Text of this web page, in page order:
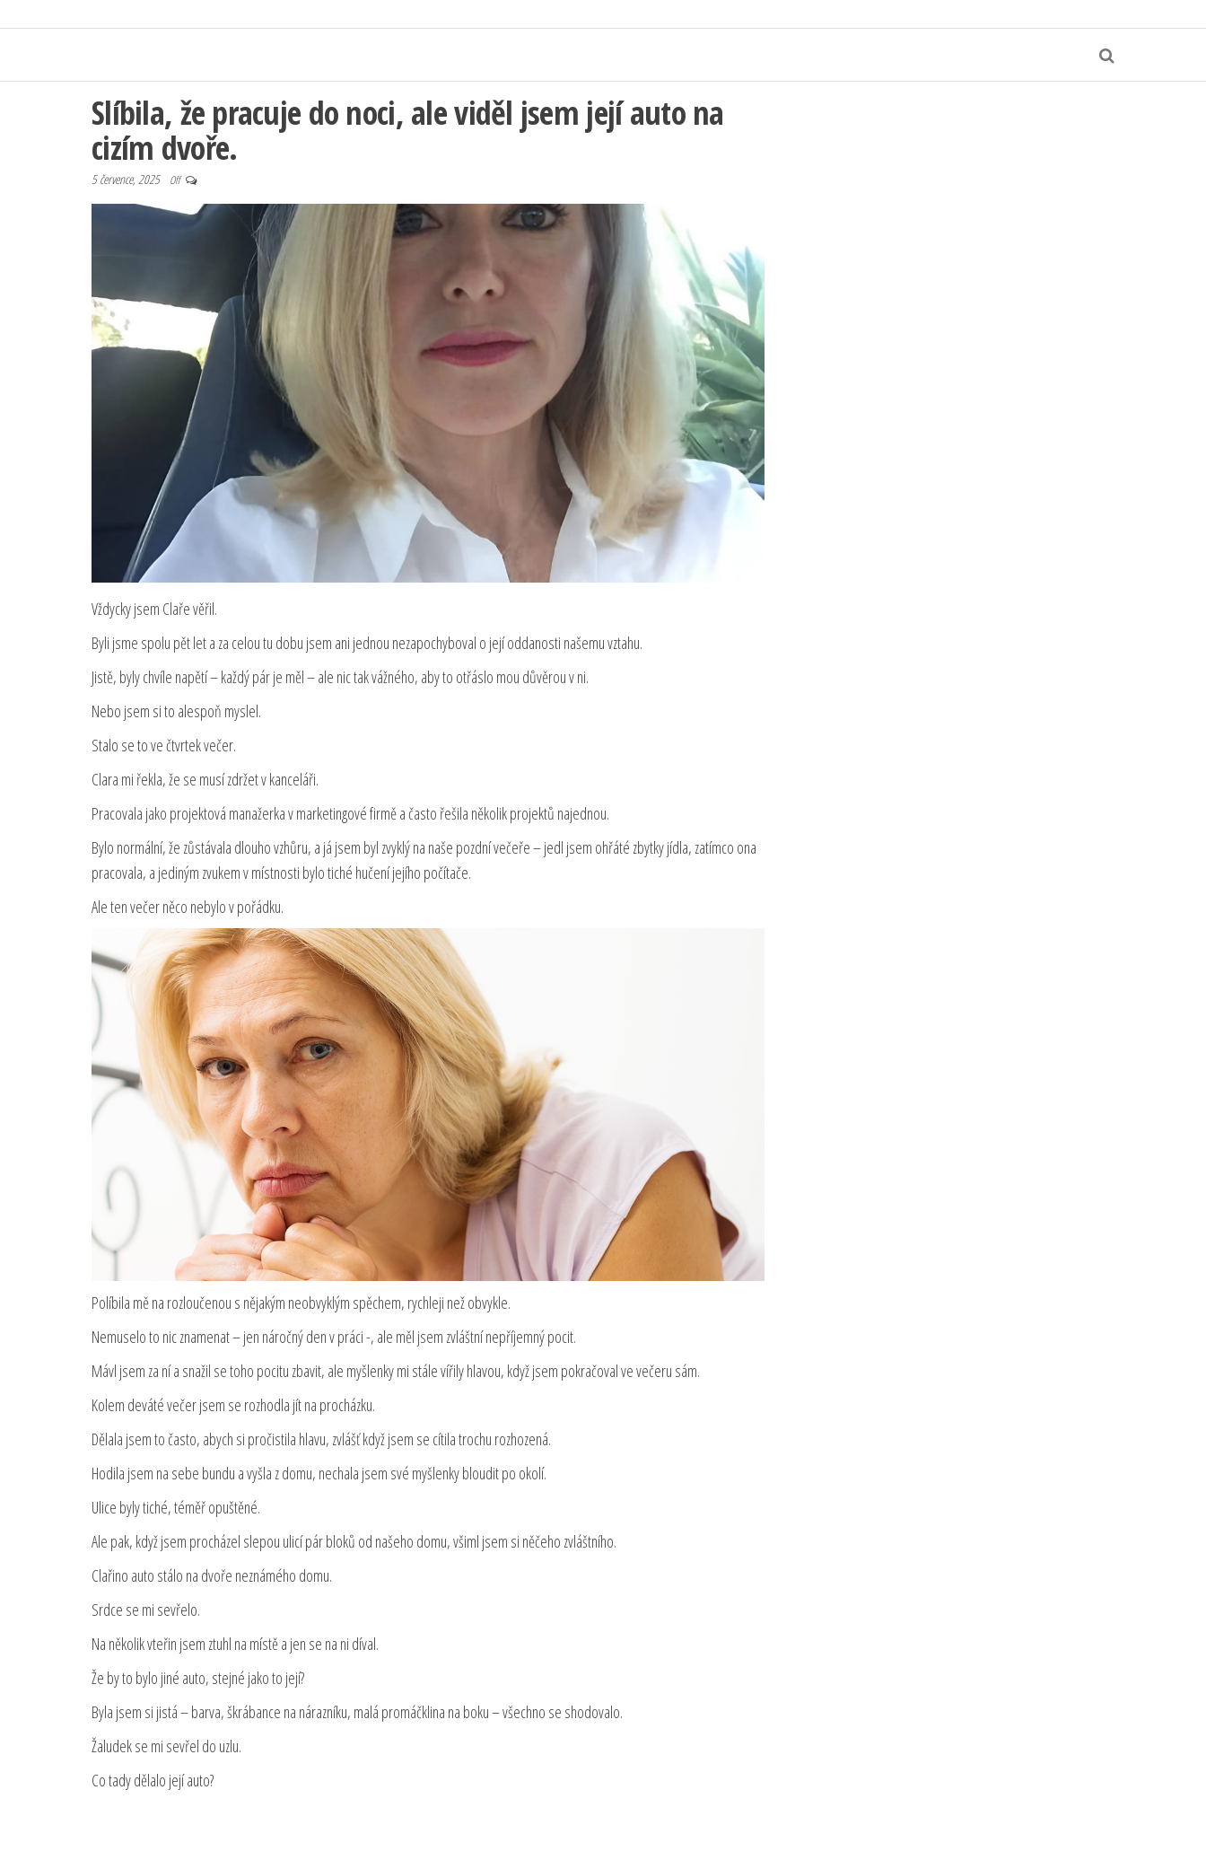
Slíbila, že pracuje do noci, ale viděl jsem její auto na
cizím dvoře.
5 července, 2025 Off
Vždycky jsem Claře věřil.
Byli jsme spolu pět let a za celou tu dobu jsem ani jednou nezapochyboval o její oddanosti našemu vztahu.
Jistě, byly chvíle napětí – každý pár je měl – ale nic tak vážného, aby to otřáslo mou důvěrou v ni.
Nebo jsem si to alespoň myslel.
Stalo se to ve čtvrtek večer.
Clara mi řekla, že se musí zdržet v kanceláři.
Pracovala jako projektová manažerka v marketingové firmě a často řešila několik projektů najednou.
Bylo normální, že zůstávala dlouho vzhůru, a já jsem byl zvyklý na naše pozdní večeře – jedl jsem ohřáté zbytky jídla, zatímco ona
pracovala, a jediným zvukem v místnosti bylo tiché hučení jejího počítače.
Ale ten večer něco nebylo v pořádku.
Políbila mě na rozloučenou s nějakým neobvyklým spěchem, rychleji než obvykle.
Nemuselo to nic znamenat – jen náročný den v práci -, ale měl jsem zvláštní nepříjemný pocit.
Mávl jsem za ní a snažil se toho pocitu zbavit, ale myšlenky mi stále vířily hlavou, když jsem pokračoval ve večeru sám.
Kolem deváté večer jsem se rozhodla jít na procházku.
Dělala jsem to často, abych si pročistila hlavu, zvlášť když jsem se cítila trochu rozhozená.
Hodila jsem na sebe bundu a vyšla z domu, nechala jsem své myšlenky bloudit po okolí.
Ulice byly tiché, téměř opuštěné.
Ale pak, když jsem procházel slepou ulicí pár bloků od našeho domu, všiml jsem si něčeho zvláštního.
Clařino auto stálo na dvoře neznámého domu.
Srdce se mi sevřelo.
Na několik vteřin jsem ztuhl na místě a jen se na ni díval.
Že by to bylo jiné auto, stejné jako to její?
Byla jsem si jistá – barva, škrábance na nárazníku, malá promáčklina na boku – všechno se shodovalo.
Žaludek se mi sevřel do uzlu.
Co tady dělalo její auto?